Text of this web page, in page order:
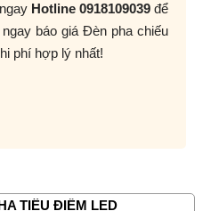
Hotline 0918109039để
báo giá Đèn pha chiếu
phí hợp lý nhất!
TIÊU ĐIỂM LED